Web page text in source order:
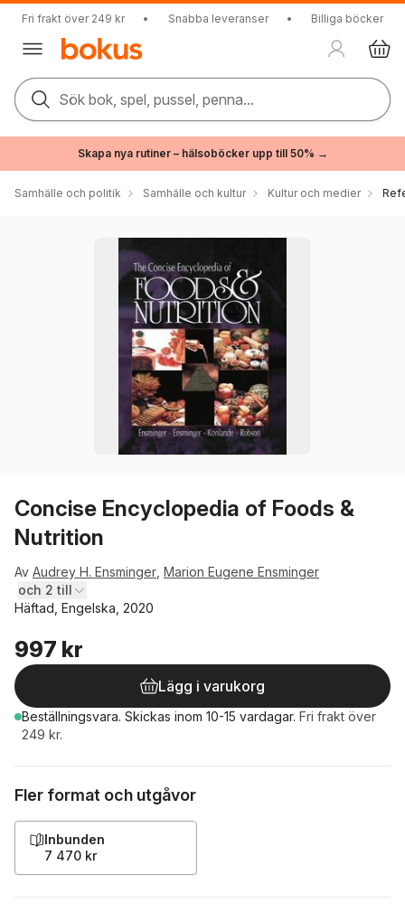
Fri frakt över 249 kr • Snabba leveranser • Billiga böcker
Sök bok, spel, pussel, penna...
Skapa nya rutiner – hälsoböcker upp till 50% →
Samhälle och politik Samhälle och kultur Kultur och medier
Concise Encyclopedia of Foods &
Nutrition
Av Audrey H. Ensminger Marion Eugene Ensminger
och 2 till
Häftad, Engelska, 2020
997 kr
Lägg i varukorg
Beställningsvara. Skickas inom 10-15 vardagar. Fri frakt över
249 kr.
Fler format och utgåvor
Inbunden
7 470 kr